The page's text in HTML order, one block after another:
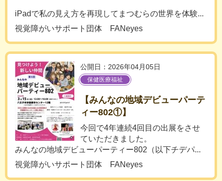
iPadで私の見え方を再現してまつむらの世界を体験...
視覚障がいサポート団体 FANeyes
公開日：2026年04月05日
保健医療福祉
【みんなの地域デビューパーテ
ィー802①】
今回で4年連続4回目の出展をさせ
ていただきました。
みんなの地域デビューパーティー802（以下チデパ...
視覚障がいサポート団体 FANeyes